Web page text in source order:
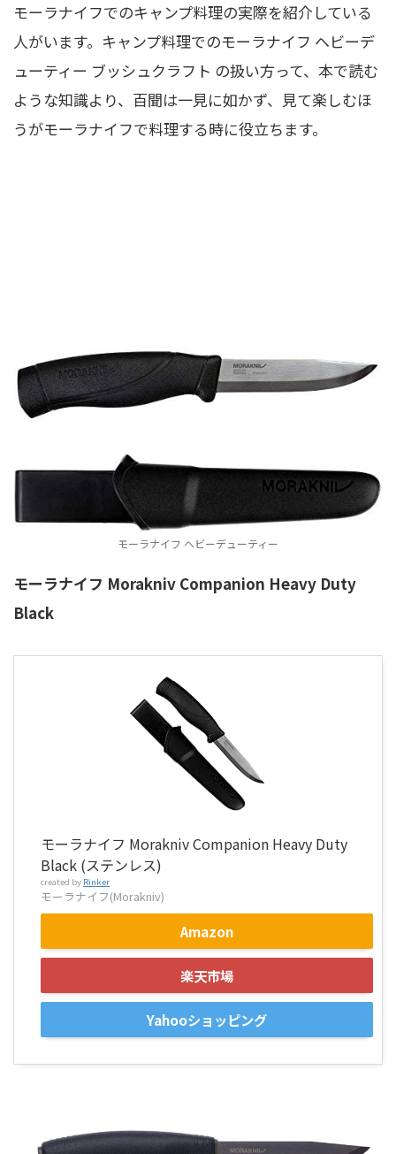
モーラナイフでのキャンプ料理の実際を紹介している
人がいます。キャンプ料理でのモーラナイフ ヘビーデ
ューティー ブッシュクラフト の扱い方って、本で読む
ような知識より、百聞は一見に如かず、見て楽しむほ
うがモーラナイフで料理する時に役立ちます。
モーラナイフ ヘビーデューティー
モーラナイフ Morakniv Companion Heavy Duty
Black
モーラナイフ Morakniv Companion Heavy Duty
Black (ステンレス)
created by Rinker
モーラナイフ(Morakniv)
Amazon
楽天市場
Yahooショッピング